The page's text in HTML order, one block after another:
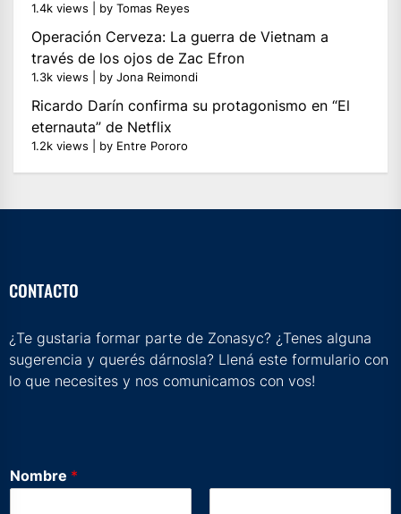
1.4k views by Tomas Reyes
Operación Cerveza: La guerra de Vietnam a
través de los ojos de Zac Efron
1.3k views by Jona Reimondi
Ricardo Darín confirma su protagonismo en “El
eternauta” de Netflix
1.2k views by Entre Pororo
CONTACTO
¿Te gustaria formar parte de Zonasyc? ¿Tenes alguna
sugerencia y querés dárnosla? Llená este formulario con
lo que necesites y nos comunicamos con vos!
Nombre *